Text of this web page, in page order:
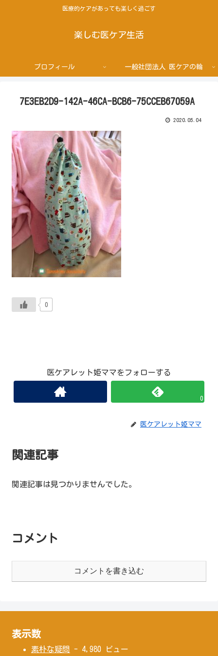
医療的ケアがあっても楽しく過ごす
楽しむ医ケア生活
プロフィール 一般社団法人 医ケアの輪
7E3EB2D9-142A-46CA-BCB6-75CCEB67059A
2020.05.04
0
医ケアレット姫ママをフォローする
0
医ケアレット姫ママ
関連記事
関連記事は見つかりませんでした。
コメント
コメントを書き込む
表示数
素朴な疑問 - 4,980 ビュー